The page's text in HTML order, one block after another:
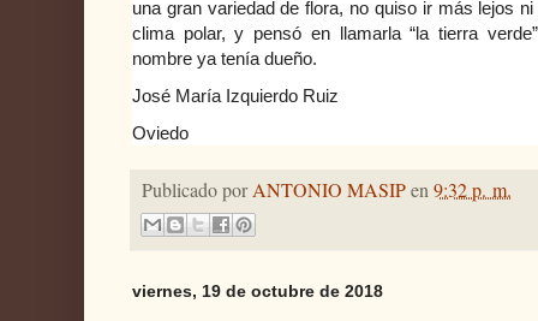
una gran variedad de flora, no quiso ir más lejos
clima polar, y pensó en llamarla “la tierra
nombre ya tenía dueño.
José María Izquierdo Ruiz
Oviedo
Publicado porANTONIO MASIPen9:32 p. m.
viernes, 19 de octubre de 2018